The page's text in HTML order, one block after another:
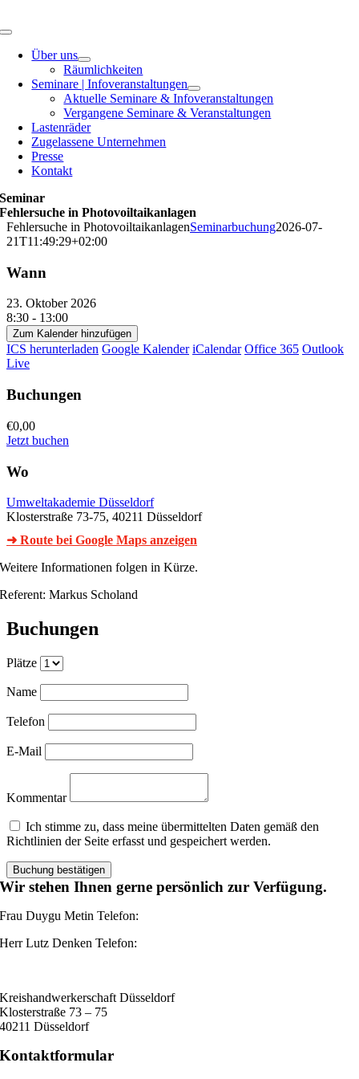
Inhalt
Toggle
NavigationÜber uns
Räumlichkeiten
Seminare | Infoveranstaltungen
Aktuelle Seminare & Infoveranstaltungen
Vergangene Seminare & Veranstaltungen
Lastenräder
Zugelassene Unternehmen
Presse
Kontakt
Seminar
Fehlersuche in Photovoiltaikanlagen
Fehlersuche in PhotovoiltaikanlagenSeminarbuchung2026-07-
21T11:49:29+02:00
Wann
23. Oktober 2026
8:30 - 13:00
Zum Kalender hinzufügen
ICS herunterladen Google Kalender iCalendar Office 365 Outlook
Live
Buchungen
€0,00
Jetzt buchen
Wo
Umweltakademie Düsseldorf
Klosterstraße 73-75, 40211 Düsseldorf
➜ Route bei Google Maps anzeigen
Weitere Informationen folgen in Kürze.
Referent: Markus Scholand
Buchungen
Plätze
Name
Telefon
E-Mail
Kommentar
Ich stimme zu, dass meine übermittelten Daten gemäß den
Richtlinien der Seite erfasst und gespeichert werden.
Wir stehen Ihnen gerne persönlich zur Verfügung.
Frau Duygu Metin Telefon:
Herr Lutz Denken Telefon:
Kreishandwerkerschaft Düsseldorf
Klosterstraße 73 – 75
40211 Düsseldorf
Kontaktformular